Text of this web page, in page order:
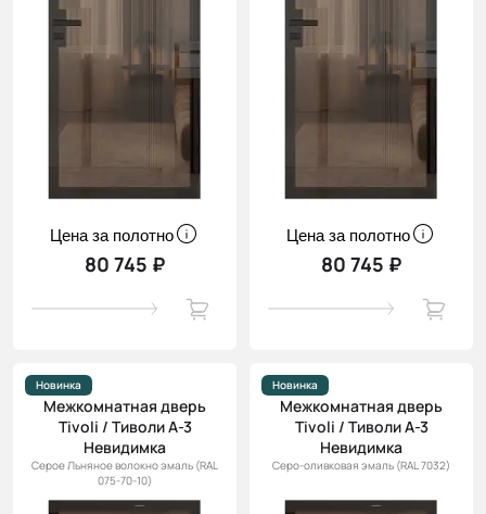
Цена за полотно
80 745 ₽
Цена за полотно
80 745 ₽
Новинка
Межкомнатная дверь
Tivoli / Тиволи А-3
Невидимка
Серое Льняное волокно эмаль (RAL
075-70-10)
Новинка
Межкомнатная дверь
Tivoli / Тиволи А-3
Невидимка
Серо-оливковая эмаль (RAL 7032)